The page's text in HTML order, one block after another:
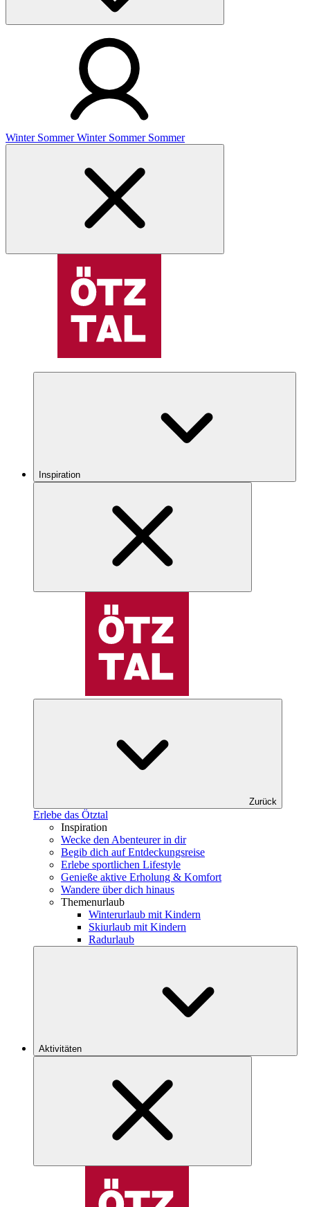
Winter Sommer Winter Sommer Sommer
Inspiration
Zurück
Erlebe das Ötztal
Inspiration
Wecke den Abenteurer in dir
Begib dich auf Entdeckungsreise
Erlebe sportlichen Lifestyle
Genieße aktive Erholung & Komfort
Wandere über dich hinaus
Themenurlaub
Winterurlaub mit Kindern
Skiurlaub mit Kindern
Radurlaub
Aktivitäten